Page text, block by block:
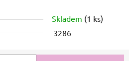
Skladem (1 ks)
3286